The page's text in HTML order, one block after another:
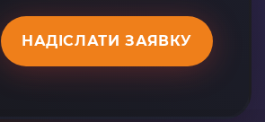
НАДІСЛАТИ ЗАЯВКУ